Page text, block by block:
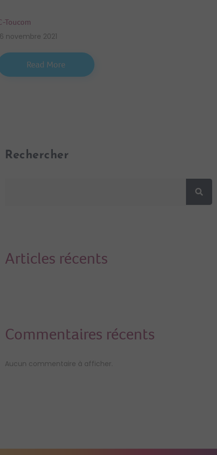
Toucom
novembre 2021
Read More
Rechercher
Articles récents
Commentaires récents
Aucun commentaire à afficher.